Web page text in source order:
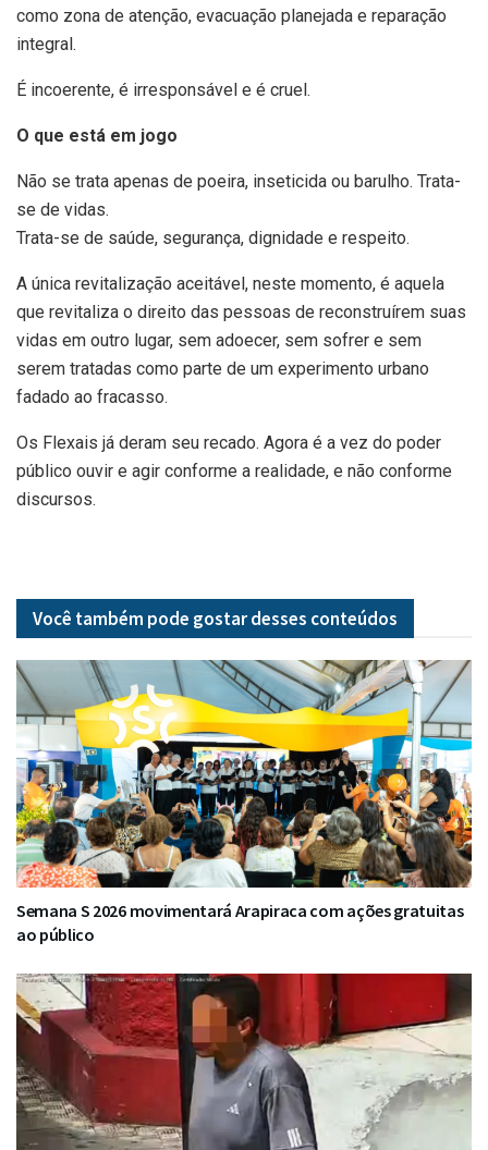
como zona de atenção, evacuação planejada e reparação
integral.
É incoerente, é irresponsável e é cruel.
O que está em jogo
Não se trata apenas de poeira, inseticida ou barulho. Trata-
se de vidas.
Trata-se de saúde, segurança, dignidade e respeito.
A única revitalização aceitável, neste momento, é aquela
que revitaliza o direito das pessoas de reconstruírem suas
vidas em outro lugar, sem adoecer, sem sofrer e sem
serem tratadas como parte de um experimento urbano
fadado ao fracasso.
Os Flexais já deram seu recado. Agora é a vez do poder
público ouvir e agir conforme a realidade, e não conforme
discursos.
Você também pode gostar desses conteúdos
Semana S 2026 movimentará Arapiraca com ações gratuitas
ao público